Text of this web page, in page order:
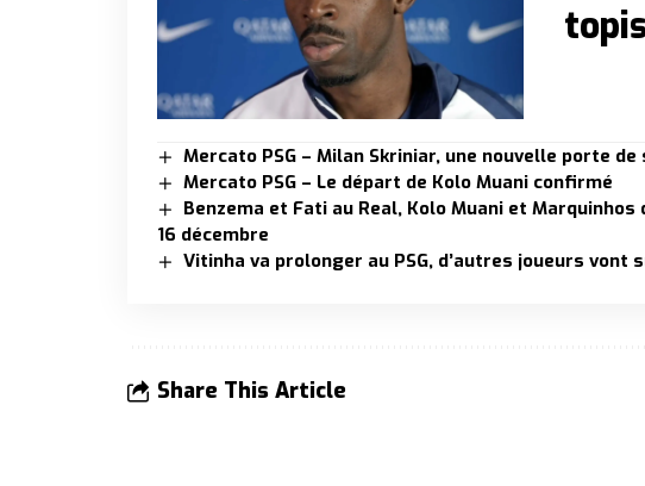
Mercato PSG – Milan Skriniar, une nouvelle porte
Mercato PSG – Le départ de Kolo Muani confirmé
Benzema et Fati au Real, Kolo Muani et Marquinhos
16 décembre
Vitinha va prolonger au PSG, d’autres joueurs vont
Share This Article